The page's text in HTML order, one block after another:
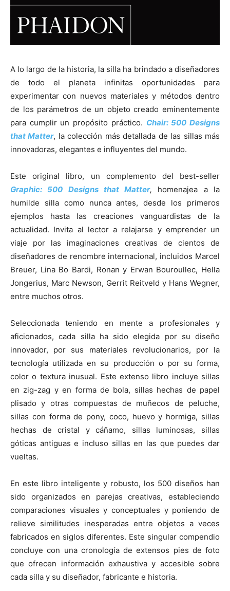
A lo largo de la historia, la silla ha brindado a diseñadores
de todo el planeta infinitas oportunidades para
experimentar con nuevos materiales y métodos dentro
de los parámetros de un objeto creado eminentemente
para cumplir un propósito práctico. Chair: 500 Designs
that Matter, la colección más detallada de las sillas más
innovadoras, elegantes e influyentes del mundo.
Este original libro, un complemento del best-seller
Graphic: 500 Designs that Matter, homenajea a la
humilde silla como nunca antes, desde los primeros
ejemplos hasta las creaciones vanguardistas de la
actualidad. Invita al lector a relajarse y emprender un
viaje por las imaginaciones creativas de cientos de
diseñadores de renombre internacional, incluidos Marcel
Breuer, Lina Bo Bardi, Ronan y Erwan Bouroullec, Hella
Jongerius, Marc Newson, Gerrit Reitveld y Hans Wegner,
entre muchos otros.
Seleccionada teniendo en mente a profesionales y
aficionados, cada silla ha sido elegida por su diseño
innovador, por sus materiales revolucionarios, por la
tecnología utilizada en su producción o por su forma,
color o textura inusual. Este extenso libro incluye sillas
en zig-zag y en forma de bola, sillas hechas de papel
plisado y otras compuestas de muñecos de peluche,
sillas con forma de pony, coco, huevo y hormiga, sillas
hechas de cristal y cáñamo, sillas luminosas, sillas
góticas antiguas e incluso sillas en las que puedes dar
vueltas.
En este libro inteligente y robusto, los 500 diseños han
sido organizados en parejas creativas, estableciendo
comparaciones visuales y conceptuales y poniendo de
relieve similitudes inesperadas entre objetos a veces
fabricados en siglos diferentes. Este singular compendio
concluye con una cronología de extensos pies de foto
que ofrecen información exhaustiva y accesible sobre
cada silla y su diseñador, fabricante e historia.